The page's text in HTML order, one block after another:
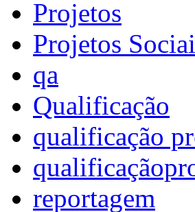
Projetos
Projetos
qa
Qualificação
qualificação
reportagem